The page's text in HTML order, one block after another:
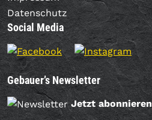
Datenschutz
Social Media
Gebauer’s Newsletter
Jetzt abonnieren